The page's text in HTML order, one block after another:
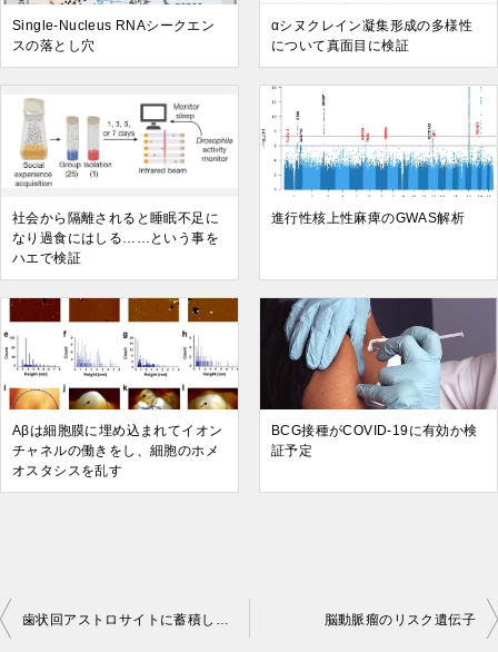
Single-Nucleus RNAシークエン
スの落とし穴
αシヌクレイン凝集形成の多様性
について真面目に検証
社会から隔離されると睡眠不足に
なり過食にはしる……という事を
ハエで検証
進行性核上性麻痺のGWAS解析
Aβは細胞膜に埋め込まれてイオン
チャネルの働きをし、細胞のホメ
オスタシスを乱す
BCG接種がCOVID-19に有効か検
証予定
歯状回アストロサイトに蓄積したタウの、ニューロンへの影響 脳動脈瘤のリスク遺伝子